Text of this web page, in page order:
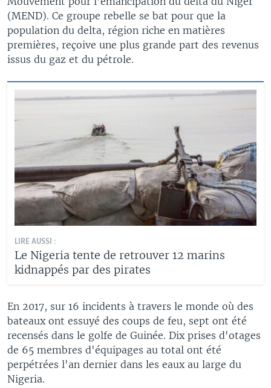
(MEND). Ce groupe rebelle se bat pour que la
population du delta, région riche en matières
premières, reçoive une plus grande part des revenus
issus du gaz et du pétrole.
LIRE AUSSI :
Le Nigeria tente de retrouver 12 marins
kidnappés par des pirates
En 2017, sur 16 incidents à travers le monde où des
bateaux ont essuyé des coups de feu, sept ont été
recensés dans le golfe de Guinée. Dix prises d'otages
de 65 membres d'équipages au total ont été
perpétrées l'an dernier dans les eaux au large du
Nigeria.